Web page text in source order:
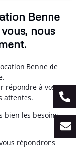
Benne
nous
Benne de
répondre à vos
attentes.
bien les besoins
répondrons